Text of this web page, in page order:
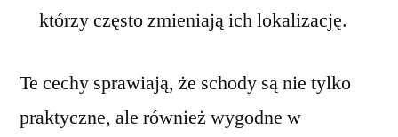
którzy często zmieniają ich lokalizację.
Te cechy sprawiają, że schody są nie tylko
praktyczne, ale również wygodne w